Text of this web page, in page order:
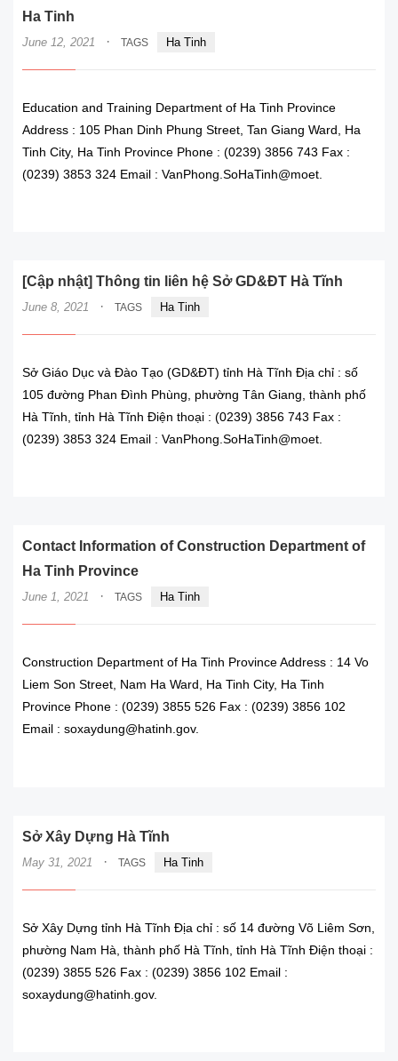
Ha Tinh
June 12, 2021 · TAGS Ha Tinh
Education and Training Department of Ha Tinh Province
Address : 105 Phan Dinh Phung Street, Tan Giang Ward, Ha
Tinh City, Ha Tinh Province Phone : (0239) 3856 743 Fax :
(0239) 3853 324 Email : VanPhong.SoHaTinh@moet.
[Cập nhật] Thông tin liên hệ Sở GD&ĐT Hà Tĩnh
June 8, 2021 · TAGS Ha Tinh
Sở Giáo Dục và Đào Tạo (GD&ĐT) tỉnh Hà Tĩnh Địa chỉ : số
105 đường Phan Đình Phùng, phường Tân Giang, thành phố
Hà Tĩnh, tỉnh Hà Tĩnh Điện thoại : (0239) 3856 743 Fax :
(0239) 3853 324 Email : VanPhong.SoHaTinh@moet.
Contact Information of Construction Department of
Ha Tinh Province
June 1, 2021 · TAGS Ha Tinh
Construction Department of Ha Tinh Province Address : 14 Vo
Liem Son Street, Nam Ha Ward, Ha Tinh City, Ha Tinh
Province Phone : (0239) 3855 526 Fax : (0239) 3856 102
Email : soxaydung@hatinh.gov.
Sở Xây Dựng Hà Tĩnh
May 31, 2021 · TAGS Ha Tinh
Sở Xây Dựng tỉnh Hà Tĩnh Địa chỉ : số 14 đường Võ Liêm Sơn,
phường Nam Hà, thành phố Hà Tĩnh, tỉnh Hà Tĩnh Điện thoại :
(0239) 3855 526 Fax : (0239) 3856 102 Email :
soxaydung@hatinh.gov.